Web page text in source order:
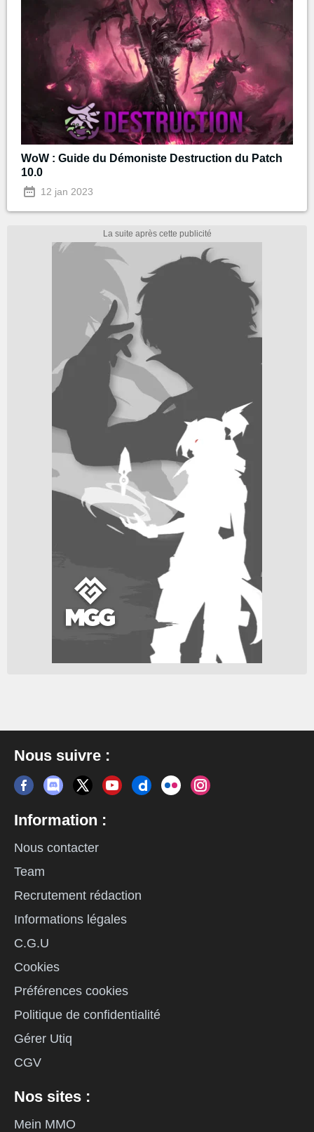
WoW : Guide du Démoniste Destruction du Patch
10.0
12 jan 2023
Nous suivre :
Information :
Nous contacter
Team
Recrutement rédaction
Informations légales
C.G.U
Cookies
Préférences cookies
Politique de confidentialité
Gérer Utiq
CGV
Nos sites :
Mein MMO